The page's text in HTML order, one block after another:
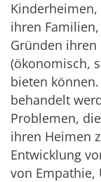
ihren
Gründen
(ökonomisch,
bieten
behandelt
Problemen,
ihren Heimen
Entwicklung
von Empathie,